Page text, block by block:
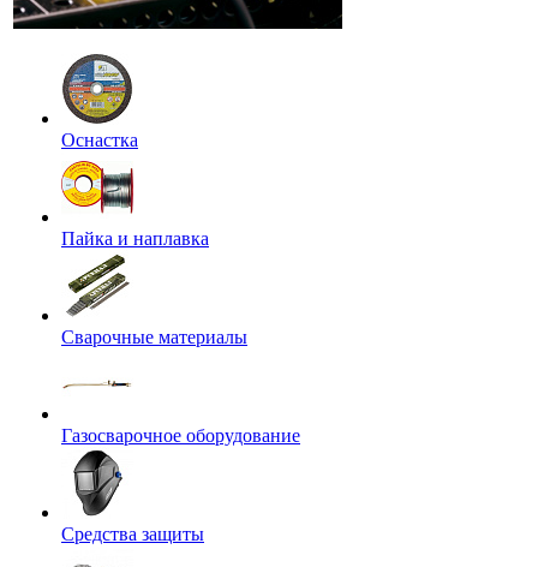
Оснастка
Пайка и наплавка
Сварочные материалы
Газосварочное оборудование
Средства защиты